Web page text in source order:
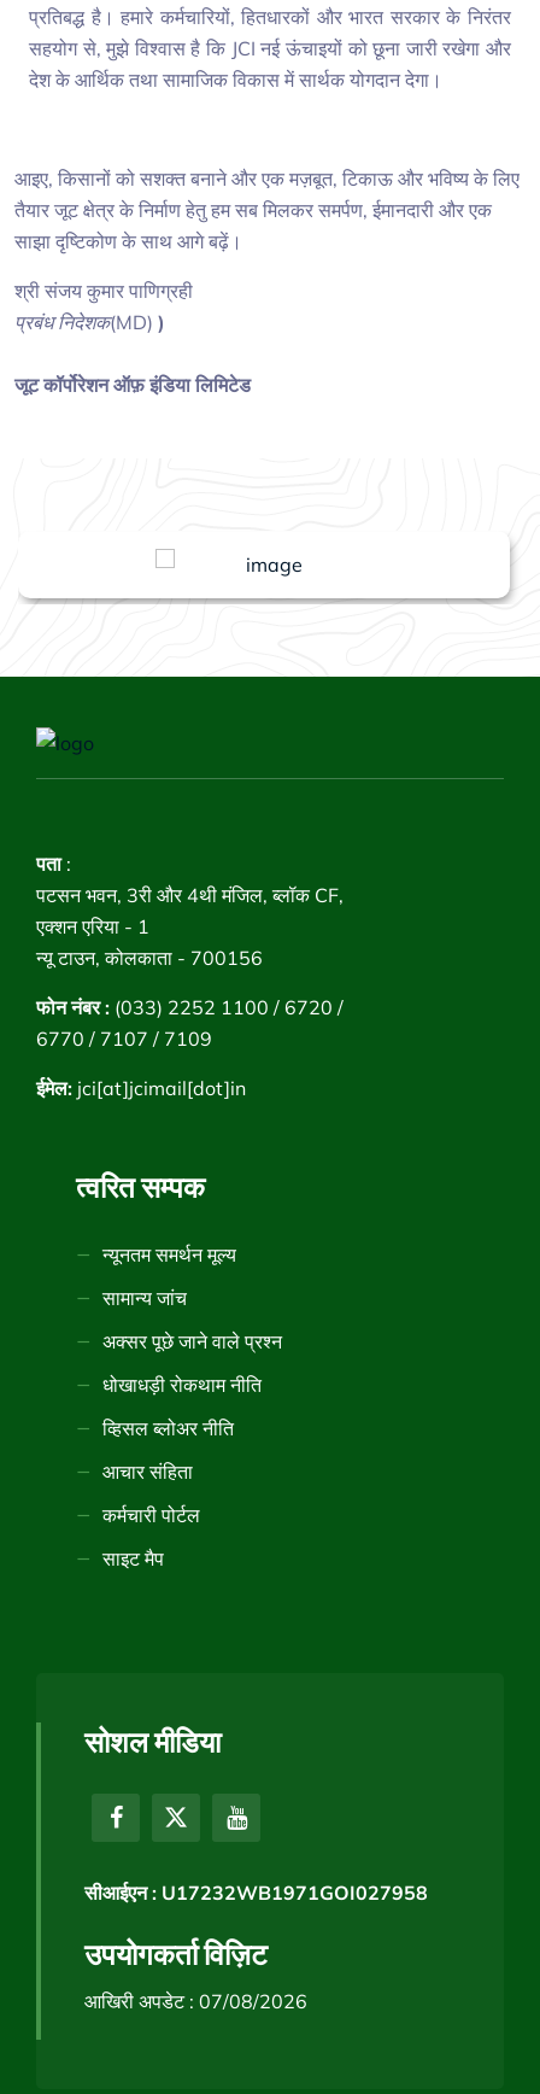
प्रतिबद्ध है। हमारे कर्मचारियों, हितधारकों और भारत सरकार के निरंतर
सहयोग से, मुझे विश्वास है कि JCI नई ऊंचाइयों को छूना जारी रखेगा और
देश के आर्थिक तथा सामाजिक विकास में सार्थक योगदान देगा।
आइए, किसानों को सशक्त बनाने और एक मज़बूत, टिकाऊ और भविष्य के लिए
तैयार जूट क्षेत्र के निर्माण हेतु हम सब मिलकर समर्पण, ईमानदारी और एक
साझा दृष्टिकोण के साथ आगे बढ़ें।
श्री संजय कुमार पाणिग्रही
प्रबंध निदेशक(MD) )
जूट कॉर्पोरेशन ऑफ़ इंडिया लिमिटेड
पता:
पटसन भवन, 3री और 4थी मंजिल, ब्लॉक CF,
एक्शन एरिया - 1
न्यू टाउन, कोलकाता - 700156
फोन नंबर : (033) 2252 1100 / 6720 /
6770 / 7107 / 7109
ईमेल: jci[at]jcimail[dot]in
त्वरित सम्पक
न्यूनतम समर्थन मूल्य
सामान्य जांच
अक्सर पूछे जाने वाले प्रश्न
धोखाधड़ी रोकथाम नीति
व्हिसल ब्लोअर नीति
आचार संहिता
कर्मचारी पोर्टल
साइट मैप
सोशल मीडिया
सीआईएन : U17232WB1971GOI027958
उपयोगकर्ता विज़िट
आखिरी अपडेट : 07/08/2026